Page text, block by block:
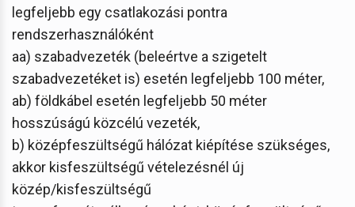
legfeljebb egy csatlakozási pontra
rendszerhasználóként
aa) szabadvezeték (beleértve a szigetelt
szabadvezetéket is) esetén legfeljebb 100 méter,
ab) földkábel esetén legfeljebb 50 méter
hosszúságú közcélú vezeték,
b) középfeszültségű hálózat kiépítése szükséges,
akkor kisfeszültségű vételezésnél új
közép/kisfeszültségű